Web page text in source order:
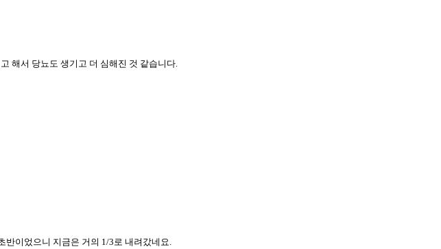
해서 당뇨도 생기고 더 심해진 것 같습니다.
반이었으니 지금은 거의 1/3로 내려갔네요.